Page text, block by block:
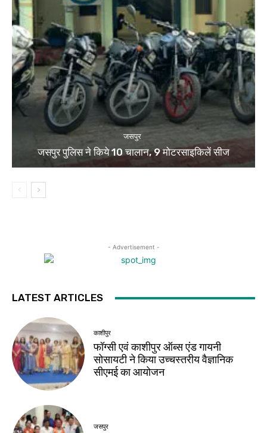
जसपुर
जसपुर पुलिस ने किये 10 चालान, 9 मोटरसाइकिलें सीज
- Advertisement -
LATEST ARTICLES
काशीपुर
फॉग्सी एवं काशीपुर ऑब्स एंड गायनी
सोसायटी ने किया उच्चस्तरीय वैज्ञानिक
सीएमई का आयोजन
जसपुर